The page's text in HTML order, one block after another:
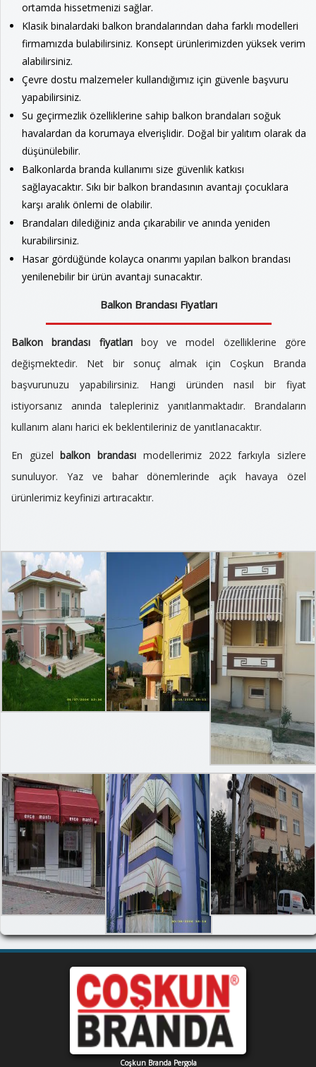
ortamda hissetmenizi sağlar.
Klasik binalardaki balkon brandalarından daha farklı modelleri
firmamızda bulabilirsiniz. Konsept ürünlerimizden yüksek verim
alabilirsiniz.
Çevre dostu malzemeler kullandığımız için güvenle başvuru
yapabilirsiniz.
Su geçirmezlik özelliklerine sahip balkon brandaları soğuk
havalardan da korumaya elverişlidir. Doğal bir yalıtım olarak da
düşünülebilir.
Balkonlarda branda kullanımı size güvenlik katkısı
sağlayacaktır. Sıkı bir balkon brandasının avantajı çocuklara
karşı aralık önlemi de olabilir.
Brandaları dilediğiniz anda çıkarabilir ve anında yeniden
kurabilirsiniz.
Hasar gördüğünde kolayca onarımı yapılan balkon brandası
yenilenebilir bir ürün avantajı sunacaktır.
Balkon Brandası Fiyatları
Balkon brandası fiyatları boy ve model özelliklerine göre
değişmektedir. Net bir sonuç almak için Coşkun Branda
başvurunuzu yapabilirsiniz. Hangi üründen nasıl bir fiyat
istiyorsanız anında talepleriniz yanıtlanmaktadır. Brandaların
kullanım alanı harici ek beklentileriniz de yanıtlanacaktır.
En güzelbalkon brandası modellerimiz 2022 farkıyla sizlere
sunuluyor. Yaz ve bahar dönemlerinde açık havaya özel
ürünlerimiz keyfinizi artıracaktır.
Coşkun Branda Pergola